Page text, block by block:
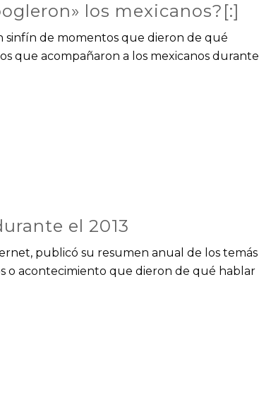
los mexicanos?[:]
sinfín de momentos que dieron de qué
que acompañaron a los mexicanos durante
el 2013
publicó su resumen anual de los temás
o acontecimiento que dieron de qué hablar